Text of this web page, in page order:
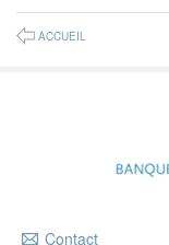
ACCUEIL
Contact